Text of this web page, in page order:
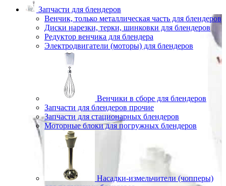
Запчасти для блендеров
Венчик, только металлическая часть для блендеров
Диски нарезки, терки, шинковки для блендеров
Редуктор венчика для блендера
Электродвигатели (моторы) для блендеров
Венчики в сборе для блендеров
Запчасти для блендеров прочие
Запчасти для стационарных блендеров
Моторные блоки для погружных блендеров
Насадки-измельчители (чопперы)